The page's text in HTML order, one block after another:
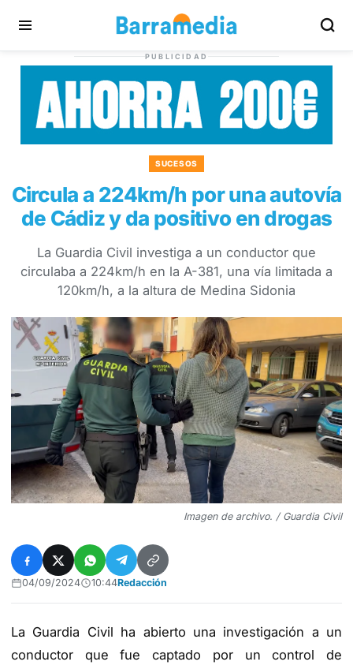
PUBLICIDAD
SUCESOS
Circula a 224km/h por una autovía
de Cádiz y da positivo en drogas
La Guardia Civil investiga a un conductor que
circulaba a 224km/h en la A-381, una vía limitada a
120km/h, a la altura de Medina Sidonia
Imagen de archivo. / Guardia Civil
04/09/2024 10:44Redacción
La Guardia Civil ha abierto una investigación a un
conductor que fue captado por un control de